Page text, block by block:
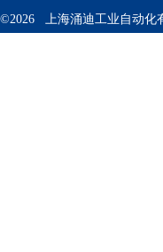
©2026 上海涌迪工业自动化